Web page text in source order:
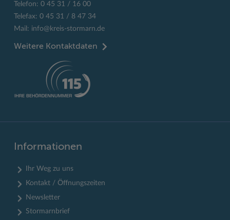
Telefon: 0 45 31 / 16 00
Telefax: 0 45 31 / 8 47 34
Mail: info@kreis-stormarn.de
Weitere Kontaktdaten
Informationen
Ihr Weg zu uns
Kontakt / Öffnungszeiten
Newsletter
Stormarnbrief